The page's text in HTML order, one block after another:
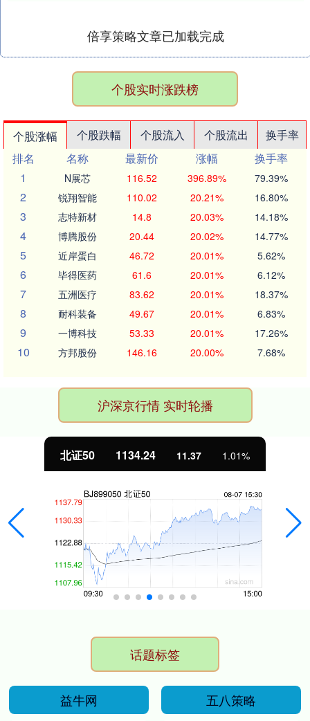
倍享策略文章已加载完成
个股实时涨跌榜
个股涨幅 个股跌幅 个股流入 个股流出
换手率
排名
名称 最新价 涨幅
换手率
1
N展芯 116.52 396.89% 79.39%
2 锐翔智能 110.02 20.21% 16.80%
3 志特新材 14.8 20.03% 14.18%
4 博腾股份 20.44 20.02% 14.77%
5 近岸蛋白 46.72 20.01% 5.62%
6 毕得医药 61.6 20.01% 6.12%
7 五洲医疗 83.62 20.01% 18.37%
8 耐科装备 49.67 20.01% 6.83%
9 一博科技 53.33 20.01% 17.26%
10 方邦股份 146.16 20.00% 7.68%
沪深京行情 实时轮播
北证50 1134.24 11.37 1.01%
话题标签
益牛网
五八策略